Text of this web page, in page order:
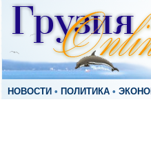
НОВОСТИ • ПОЛИТИКА •